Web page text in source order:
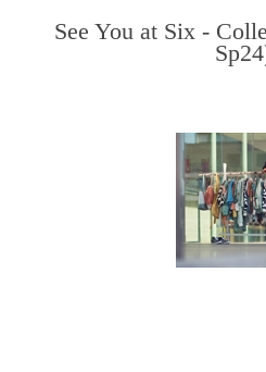
See You at Six -